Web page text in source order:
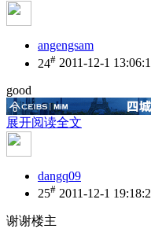
angengsam
24# 2011-12-1
good
展开阅读全文
dangq09
25# 2011-12-1
谢谢楼主